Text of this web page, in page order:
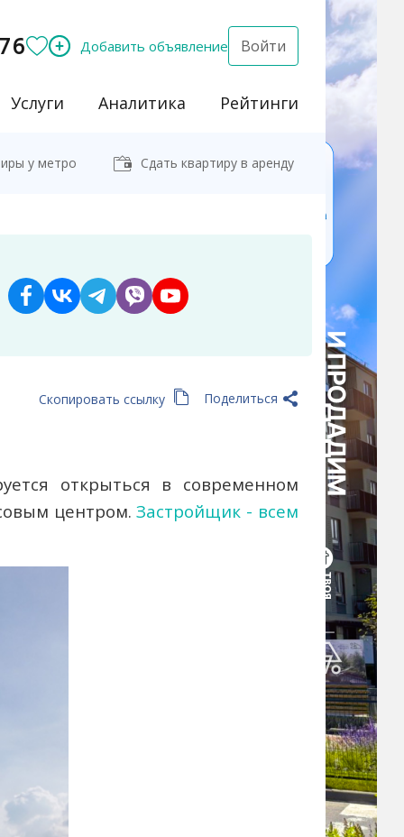
Добавить объявление Войти
Услуги Аналитика Рейтинги
у метро Сдать квартиру в аренду
Скопировать ссылку Поделиться
открыться в современном
центром.Застройщик - всем